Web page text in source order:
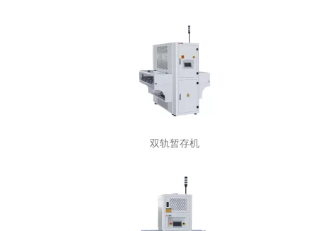
双轨暂存机